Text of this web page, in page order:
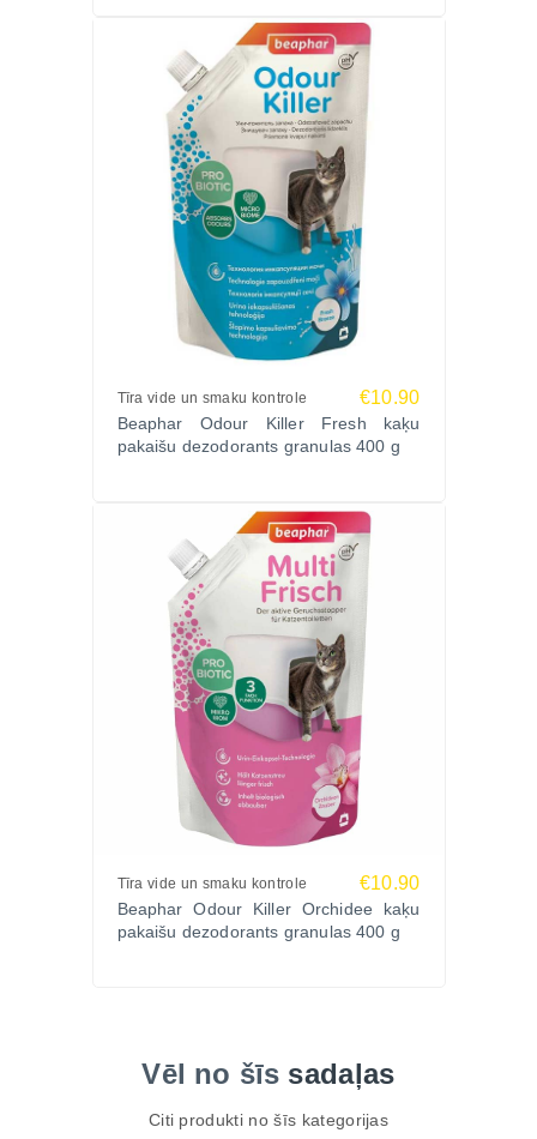
Tīra vide un smaku kontrole €10.90
Beaphar Odour Killer Fresh kaķu
pakaišu dezodorants granulas 400 g
Tīra vide un smaku kontrole €10.90
Beaphar Odour Killer Orchidee kaķu
pakaišu dezodorants granulas 400 g
Vēl no šīs sadaļas
Citi produkti no šīs kategorijas